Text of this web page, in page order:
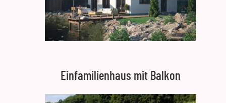
Einfamilienhaus mit Balkon